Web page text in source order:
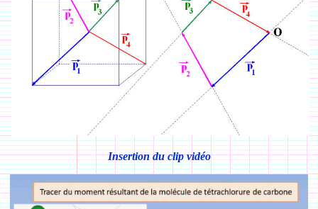
Insertion du clip vidéo